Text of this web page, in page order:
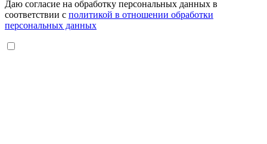
Даю согласие на обработку персональных данных в
соответствии с политикой в отношении обработки
персональных данных